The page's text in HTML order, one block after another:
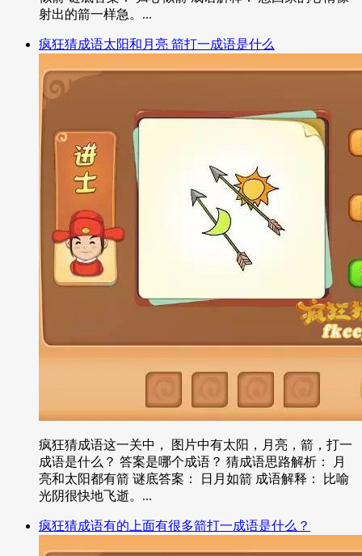
射出的箭一样急。...
疯狂猜成语太阳和月亮 箭打一成语是什么
疯狂猜成语这一关中， 图片中有太阳，月亮，箭，打一
成语是什么？ 答案是哪个成语？ 猜成语思路解析： 月
亮和太阳都有箭 谜底答案： 日月如箭 成语解释： 比喻
光阴很快地飞逝。...
疯狂猜成语有的上面有很多箭打一成语是什么？